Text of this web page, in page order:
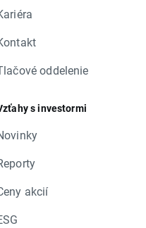
oddelenie
s investormi
akcií